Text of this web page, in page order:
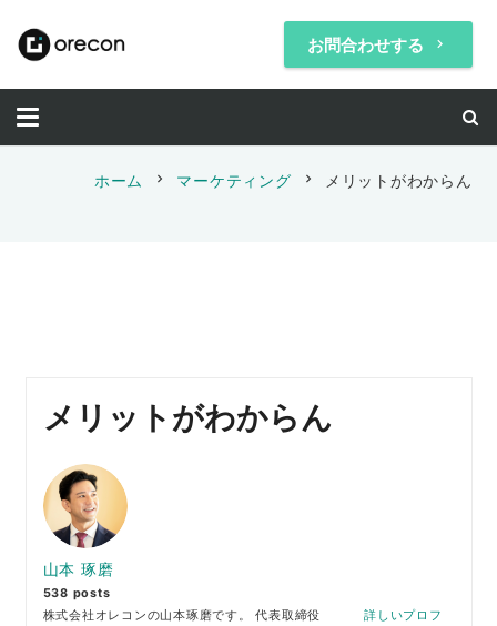
お問合わせする keyboard_arrow_right
ホーム chevron_right マーケティング chevron_right メリットがわからん
メリットがわからん
山本 琢磨
538 posts
株式会社オレコンの山本琢磨です。 代表取締役 詳しいプロフ